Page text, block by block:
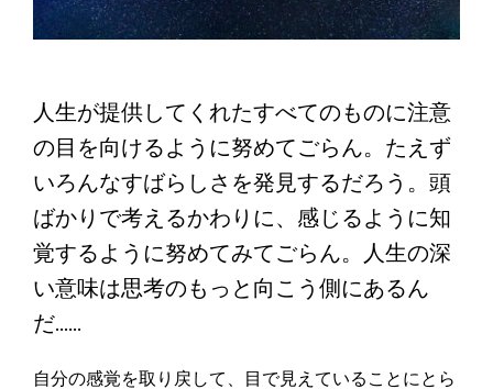
人生が提供してくれたすべてのものに注意
の目を向けるように努めてごらん。たえず
いろんなすばらしさを発見するだろう。頭
ばかりで考えるかわりに、感じるように知
覚するように努めてみてごらん。人生の深
い意味は思考のもっと向こう側にあるん
だ……
自分の感覚を取り戻して、目で見えていることにとら